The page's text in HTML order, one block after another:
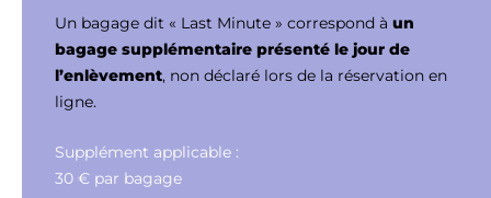
Un bagage dit « Last Minute » correspond à un
bagage supplémentaire présenté le jour de
l’enlèvement, non déclaré lors de la réservation en
ligne.
Supplément applicable :
30 € par bagage